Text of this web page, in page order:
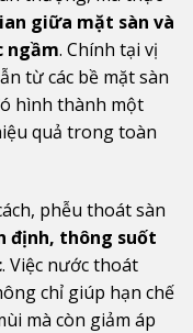
giữa mặt sàn và
ngầm. Chính tại vị
từ các bề mặt sàn
hình thành một
quả trong toàn
phễu thoát sàn
định, thông suốt
. Việc nước thoát
chỉ giúp hạn chế
mà còn giảm áp